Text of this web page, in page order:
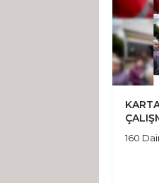
160